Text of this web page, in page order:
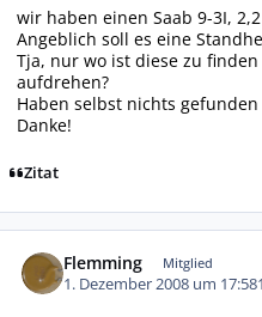
wir haben einen Saab 9-3I,
Angeblich soll es eine
Tja, nur wo ist diese zu finden
aufdrehen?
Haben selbst nichts gefunden
Danke!
Zitat
Flemming Mitglied
1. Dezember 2008 um 17:58